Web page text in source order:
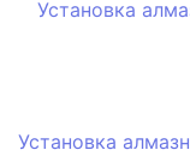
Установка